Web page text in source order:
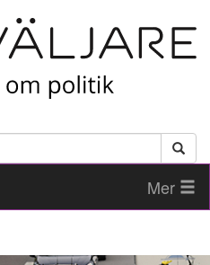
Mer